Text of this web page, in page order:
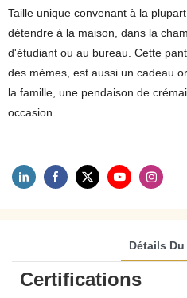
Taille unique convenant à la
détendre à la maison, dans la
d'étudiant ou au bureau. Cette
des mèmes, est aussi un cadeau
la famille, une pendaison de
occasion.
Détails
Certifications